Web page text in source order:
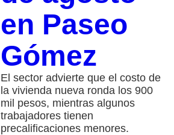
en Paseo
Gómez
El sector advierte que el costo de
la vivienda nueva ronda los 900
mil pesos, mientras algunos
trabajadores tienen
precalificaciones menores.